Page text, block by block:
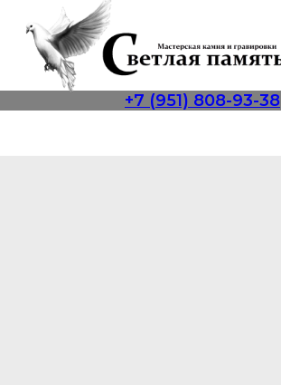
+7 (951) 808-93-38